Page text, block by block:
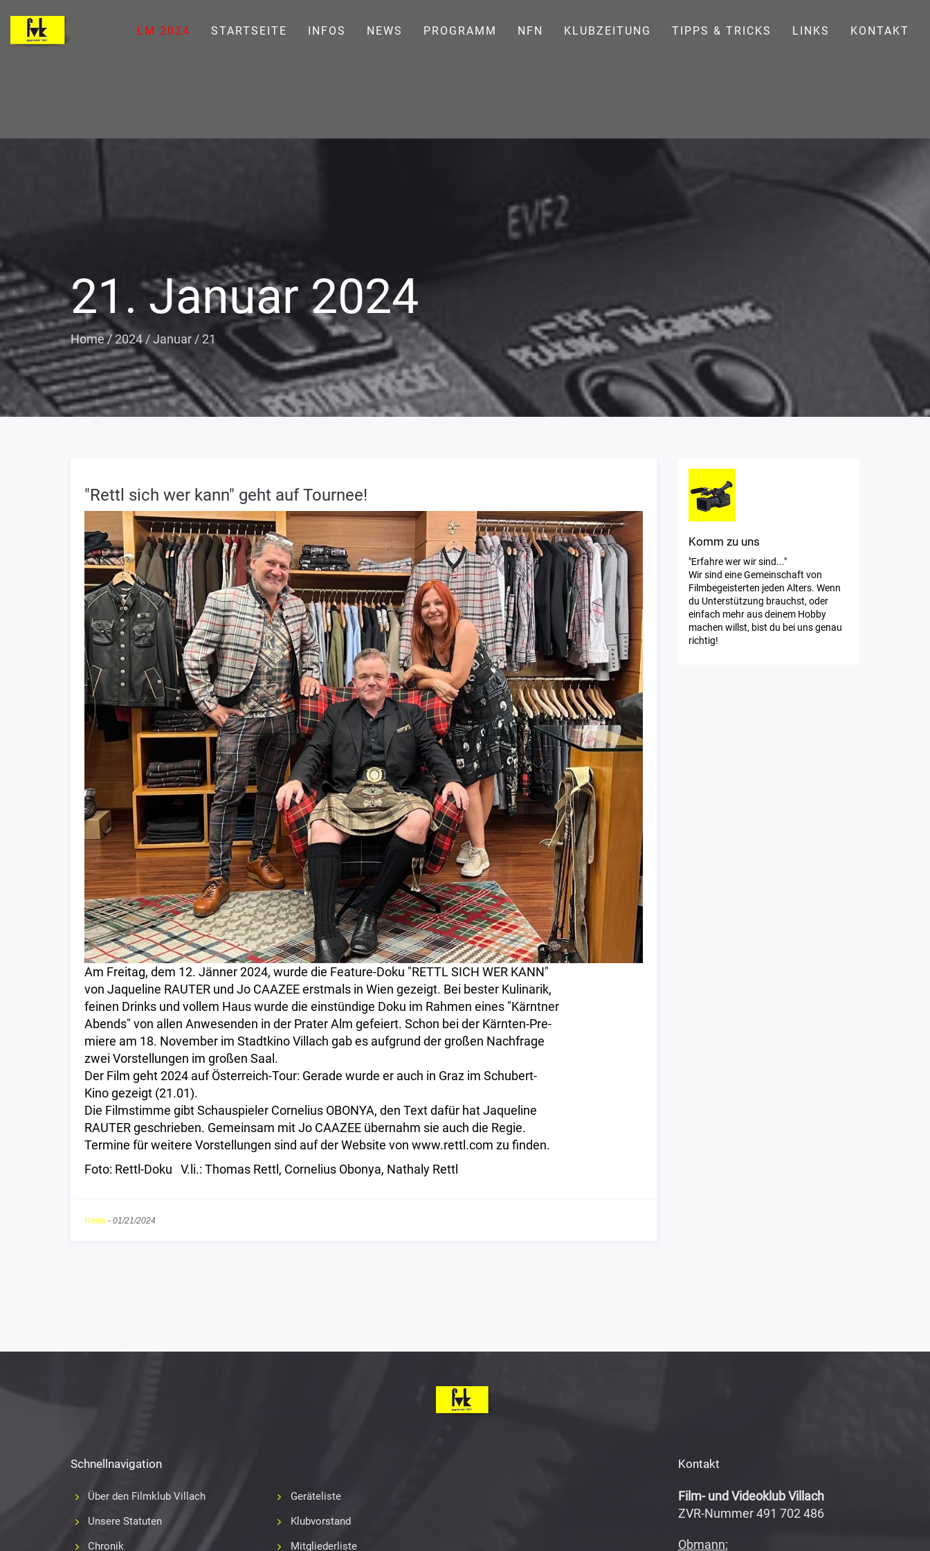
LM 2024 STARTSEITE INFOS NEWS PROGRAMM NFN KLUBZEITUNG TIPPS & TRICKS LINKS KONTAKT
21. Januar 2024
Home/2024 /Januar /21
"Rettl sich wer kann" geht auf Tournee!
Am Freitag, dem 12. Jänner 2024, wurde die Feature-Doku "RETTL SICH WER KANN"
von Jaqueline RAUTER und Jo CAAZEE erstmals in Wien gezeigt. Bei bester Kulinarik,
feinen Drinks und vollem Haus wurde die einstündige Doku im Rahmen eines "Kärntner
Abends" von allen Anwesenden in der Prater Alm gefeiert. Schon bei der Kärnten-Pre-
miere am 18. November im Stadtkino Villach gab es aufgrund der großen Nachfrage
zwei Vorstellungen im großen Saal.
Der Film geht 2024 auf Österreich-Tour: Gerade wurde er auch in Graz im Schubert-
Kino gezeigt (21.01).
Die Filmstimme gibt Schauspieler Cornelius OBONYA, den Text dafür hat Jaqueline
RAUTER geschrieben. Gemeinsam mit Jo CAAZEE übernahm sie auch die Regie.
Termine für weitere Vorstellungen sind auf der Website von www.rettl.com zu finden.
Foto: Rettl-Doku V.li.: Thomas Rettl, Cornelius Obonya, Nathaly Rettl
News - 01/21/2024
Komm zu uns
"Erfahre wer wir sind..."
Wir sind eine Gemeinschaft von
Filmbegeisterten jeden Alters. Wenn
du Unterstützung brauchst, oder
einfach mehr aus deinem Hobby
machen willst, bist du bei uns genau
richtig!
Schnellnavigation
Über den Filmklub Villach
Unsere Statuten
Chronik
Geräteliste
Klubvorstand
Mitgliederliste
Kontakt
Film- und Videoklub Villach
ZVR-Nummer 491 702 486
Obmann: